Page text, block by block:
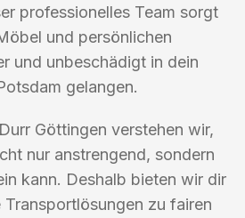
professionelles Team sorgt
und persönlichen
und unbeschädigt in dein
gelangen.
Göttingen verstehen wir,
nur anstrengend, sondern
kann. Deshalb bieten wir dir
zu fairen